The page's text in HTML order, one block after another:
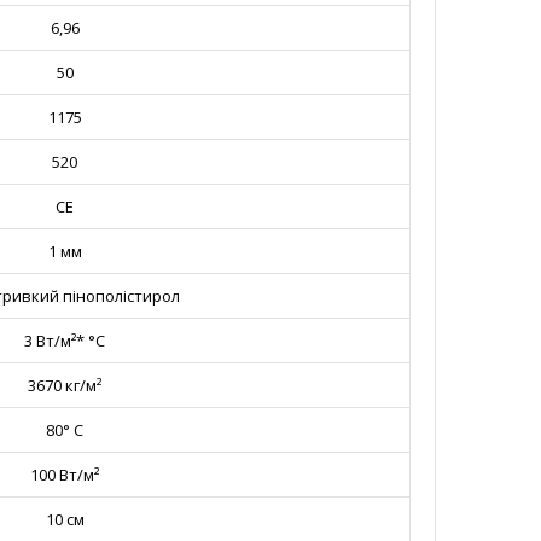
6,96
50
1175
520
CE
1 мм
пінополістирол
3 Вт/м²* °С
3670 кг/м²
80° С
100 Вт/м²
10 см